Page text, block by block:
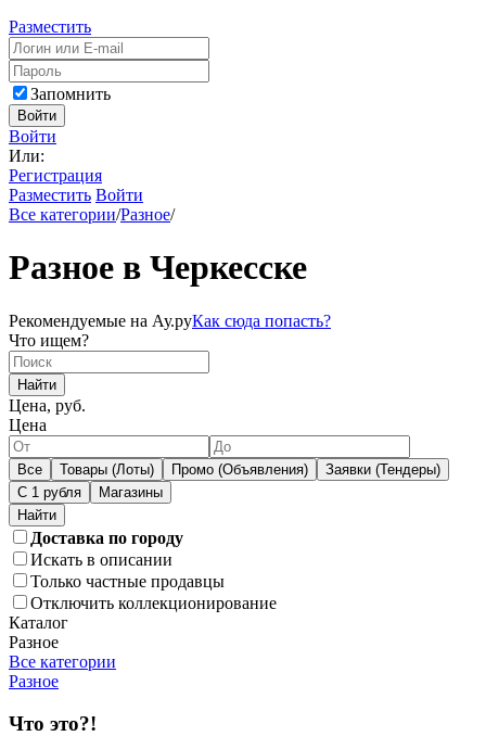
Разместить
Запомнить
Войти
Войти
Или:
Регистрация
Разместить Войти
Все категории/Разное/
Разное в Черкесске
Рекомендуемые на Ау.руКак сюда попасть?
Что ищем?
Найти
Цена, руб.
Цена
Все Товары (Лоты) Промо (Объявления)
Заявки (Тендеры)
С 1 рубля
Магазины
Доставка по городу
Искать в описании
Только частные продавцы
Отключить коллекционирование
Каталог
Разное
Все категории
Разное
Что это?!